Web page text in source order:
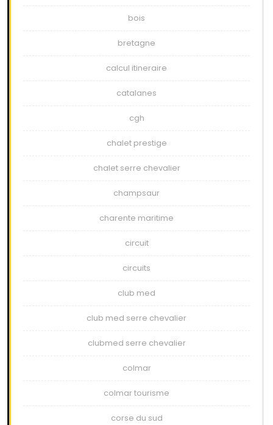
bois
bretagne
calcul itineraire
catalanes
cgh
chalet prestige
chalet serre chevalier
champsaur
charente maritime
circuit
circuits
club med
club med serre chevalier
clubmed serre chevalier
colmar
colmar tourisme
corse du sud